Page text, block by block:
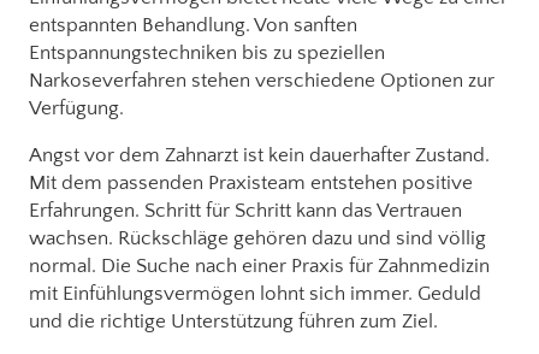
entspannten Behandlung. Von sanften
Entspannungstechniken bis zu speziellen
Narkoseverfahren stehen verschiedene Optionen zur
Verfügung.
Angst vor dem Zahnarzt ist kein dauerhafter Zustand.
Mit dem passenden Praxisteam entstehen positive
Erfahrungen. Schritt für Schritt kann das Vertrauen
wachsen. Rückschläge gehören dazu und sind völlig
normal. Die Suche nach einer Praxis für Zahnmedizin
mit Einfühlungsvermögen lohnt sich immer. Geduld
und die richtige Unterstützung führen zum Ziel.